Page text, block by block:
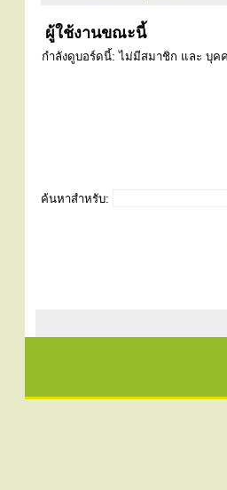
ผู้ใช้งานขณะนี้
กำลังดูบอร์ดนี้: ไม่มีสมาชิก และ บุค
ค้นหาสำหรับ: